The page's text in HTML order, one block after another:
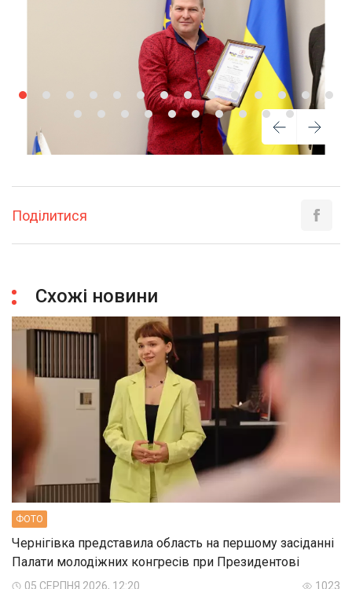
Поділитися
Схожі новини
ФОТО
Чернігівка представила область на першому засіданні
Палати молодіжних конгресів при Президентові
05 СЕРПНЯ 2026, 12:20 1023